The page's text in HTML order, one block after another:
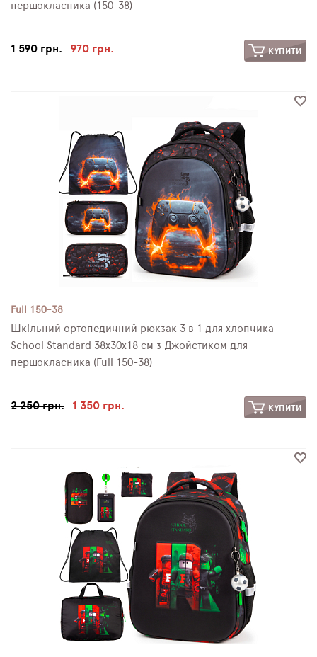
першокласника (150-38)
1 590 грн. 970 грн. КУПИТИ
Full 150-38
Шкільний ортопедичний рюкзак 3 в 1 для хлопчика
School Standard 38х30х18 см з Джойстиком для
першокласника (Full 150-38)
2 250 грн. 1 350 грн. КУПИТИ